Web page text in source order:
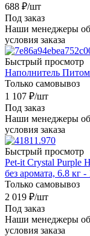
688 ₽/шт
Под заказ
Наши менеджеры
условия заказа
Быстрый просмотр
Наполнитель
Только самовывоз
1 107 ₽/шт
Под заказ
Наши менеджеры
условия заказа
Быстрый просмотр
Pet-it Crystal Purple
без аромата, 6.8 кг -
Только самовывоз
2 019 ₽/шт
Под заказ
Наши менеджеры
условия заказа